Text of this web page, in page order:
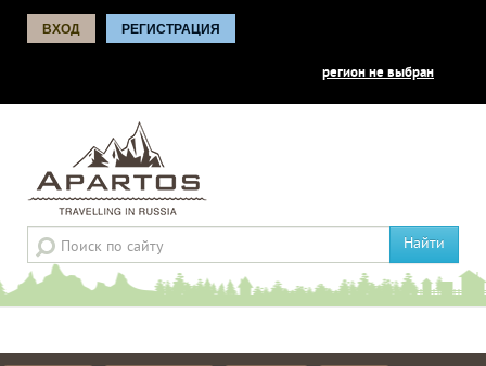
ВХОД РЕГИСТРАЦИЯ
регион не выбран
Найти